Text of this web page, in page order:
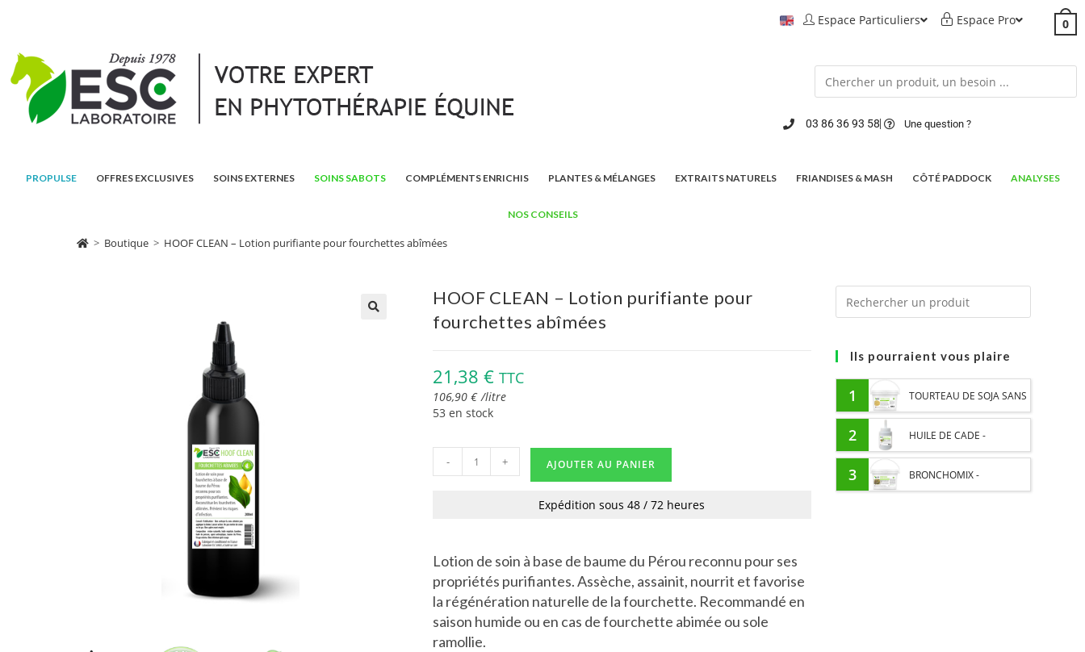
Espace Particuliers Espace Pro 0
03 86 36 93 58 Une question ?
PROPULSE OFFRES EXCLUSIVES SOINS EXTERNES SOINS SABOTS COMPLÉMENTS ENRICHIS PLANTES & MÉLANGES EXTRAITS NATURELS FRIANDISES & MASH CÔTÉ PADDOCK ANALYSES
NOS CONSEILS
> Boutique > HOOF CLEAN – Lotion purifiante pour fourchettes abîmées
HOOF CLEAN – Lotion purifiante pour
fourchettes abîmées
21,38€ TTC
106,90€ /litre
53 en stock
- + AJOUTER AU PANIER
Expédition sous 48 / 72 heures
Lotion de soin à base de baume du Pérou reconnu pour ses
propriétés purifiantes. Assèche, assainit, nourrit et favorise
la régénération naturelle de la fourchette. Recommandé en
saison humide ou en cas de fourchette abimée ou sole
ramollie.
Ils pourraient vous plaire
1 TOURTEAU DE SOJA SANS
OGM - APPORT EN
PROTÉINES ET SOUTIEN
ÉNERGÉTIQUE POUR
2 HUILE DE CADE -
ASSAINIT ET PROTÈGE LES
3 BRONCHOMIX -